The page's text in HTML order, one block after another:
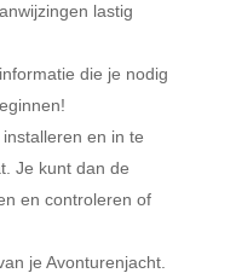
lastig
die je nodig
en in te
Je kunt dan de
en controleren of
je Avonturenjacht.